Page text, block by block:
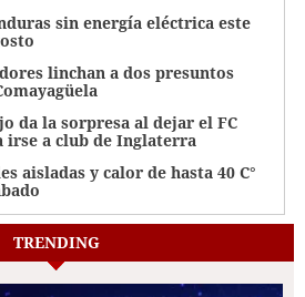
sin energía eléctrica este
linchan a dos presuntos
da la sorpresa al dejar el FC
irse a club de Inglaterra
aisladas y calor de hasta 40 C°
TRENDING